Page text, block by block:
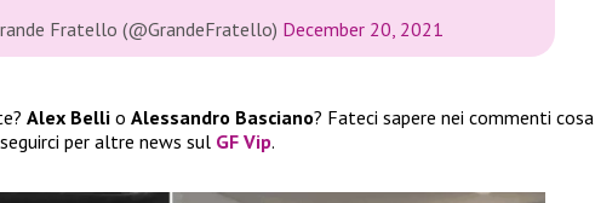
Fratello (@GrandeFratello) December 20, 2021
Alex Belli o Alessandro Basciano? Fateci sapere nei commenti cosa
per altre news sul GF Vip.